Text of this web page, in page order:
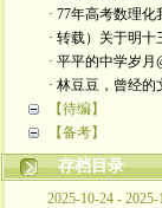
· 77年高考数理
· 转载）关于明
· 平平的中学岁
· 林豆豆，曾经的
【待编】
【备考】
存档目录
2025-10-24 - 2025-